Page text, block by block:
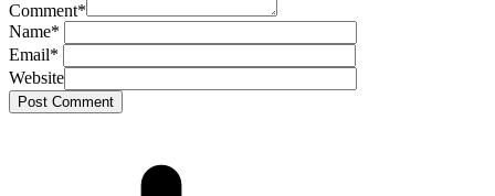
Comment*
Name*
Email*
Website